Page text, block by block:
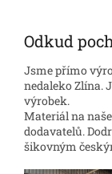
Odkud
Jsme přímo
nedaleko Zlína.
výrobek.
Materiál na
dodavatelů.
šikovným